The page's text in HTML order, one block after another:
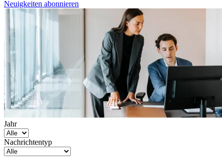
Neuigkeiten abonnieren
Jahr
Nachrichtentyp